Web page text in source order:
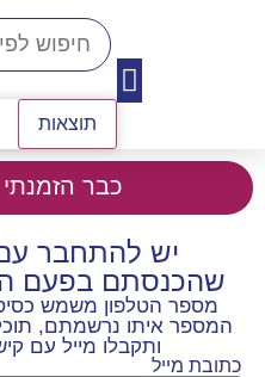
תוצאות
כבר
יש להתחבר עם
שהכנסתם בפעם
מספר הטלפון משמש
המספר איתו נרשמתם,
ותקבלו מייל עם
כתובת מייל